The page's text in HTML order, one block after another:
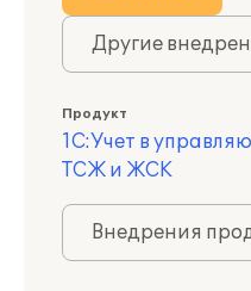
Другие
Продукт
1С:Учет в
ТСЖ и ЖСК
Внедрения